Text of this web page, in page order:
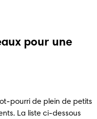
pour une
pourri de plein de petits
La liste ci-dessous